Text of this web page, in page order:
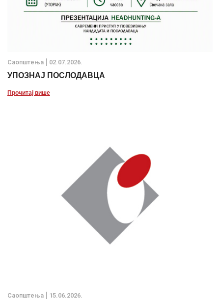
Саопштења 02.07.2026.
УПОЗНАЈ ПОСЛОДАВЦА
Прочитај више
Саопштења 15.06.2026.